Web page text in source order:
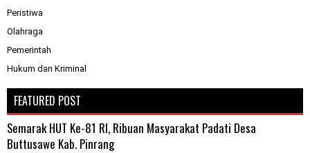
Peristiwa
Olahraga
Pemerintah
Hukum dan Kriminal
FEATURED POST
Semarak HUT Ke-81 RI, Ribuan Masyarakat Padati Desa
Buttusawe Kab. Pinrang